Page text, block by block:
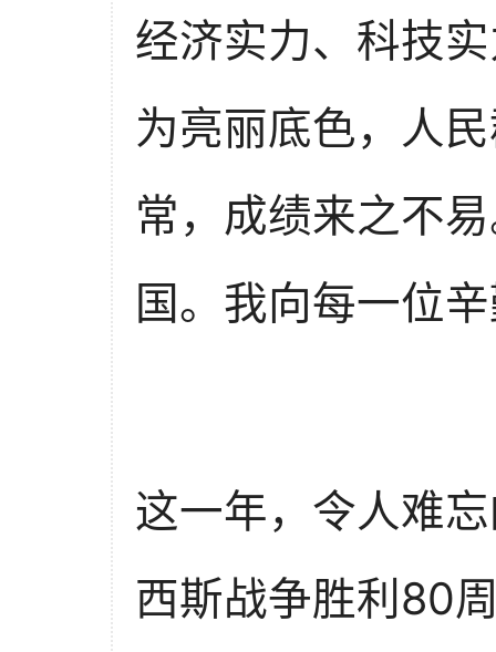
经济实力、科技
为亮丽底色，人
常，成绩来之不
国。我向每一位
这一年，令人难
西斯战争胜利80